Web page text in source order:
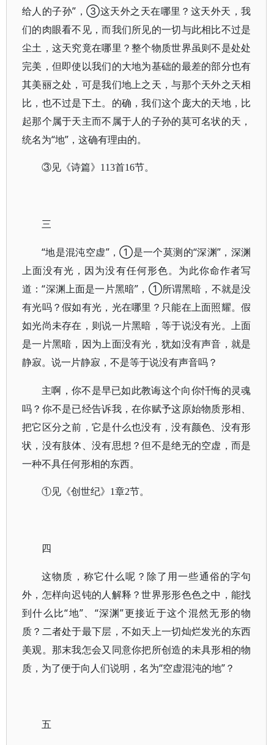
给人的子孙”，③这天外之天在哪里？这天外天，我
们的肉眼看不见，而我们所见的一切与此相比不过是
尘土，这天究竟在哪里？整个物质世界虽则不是处处
完美，但即使以我们的大地为基础的最差的部分也有
其美丽之处，可是我们地上之天，与那个天外之天相
比，也不过是下土。的确，我们这个庞大的天地，比
起那个属于天主而不属于人的子孙的莫可名状的天，
统名为“地”，这确有理由的。
③见《诗篇》113首16节。
三
“地是混沌空虚”，①是一个莫测的“深渊”，深渊
上面没有光，因为没有任何形色。为此你命作者写
道：“深渊上面是一片黑暗”，①所谓黑暗，不就是没
有光吗？假如有光，光在哪里？只能在上面照耀。假
如光尚未存在，则说一片黑暗，等于说没有光。上面
是一片黑暗，因为上面没有光，犹如没有声音，就是
静寂。说一片静寂，不是等于说没有声音吗？
主啊，你不是早已如此教诲这个向你忏悔的灵魂
吗？你不是已经告诉我，在你赋予这原始物质形相、
把它区分之前，它是什么也没有，没有颜色、没有形
状，没有肢体、没有思想？但不是绝无的空虚，而是
一种不具任何形相的东西。
①见《创世纪》1章2节。
四
这物质，称它什么呢？除了用一些通俗的字句
外，怎样向迟钝的人解释？世界形形色色之中，能找
到什么比“地”、“深渊”更接近于这个混然无形的物
质？二者处于最下层，不如天上一切灿烂发光的东西
美观。那末我怎会又同意你把所创造的未具形相的物
质，为了便于向人们说明，名为“空虚混沌的地”？
五